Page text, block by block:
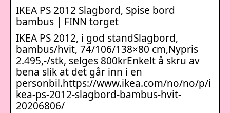
IKEA PS 2012 Slagbord, Spise bord
bambus | FINN torget
IKEA PS 2012, i god standSlagbord,
bambus/hvit, 74/106/138×80 cm,Nypris
2.495,-/stk, selges 800krEnkelt å skru av
bena slik at det går inn i en
personbil.https://www.ikea.com/no/no/p/i
kea-ps-2012-slagbord-bambus-hvit-
20206806/